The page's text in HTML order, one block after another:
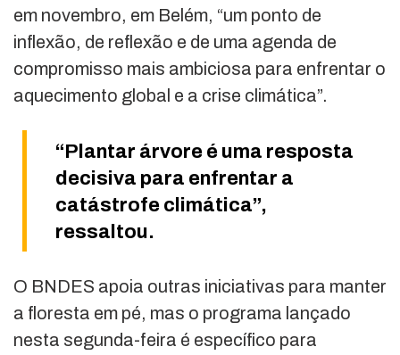
em novembro, em Belém, “um ponto de
inflexão, de reflexão e de uma agenda de
compromisso mais ambiciosa para enfrentar o
aquecimento global e a crise climática”.
“Plantar árvore é uma resposta
decisiva para enfrentar a
catástrofe climática”,
ressaltou.
O BNDES apoia outras iniciativas para manter
a floresta em pé, mas o programa lançado
nesta segunda-feira é específico para